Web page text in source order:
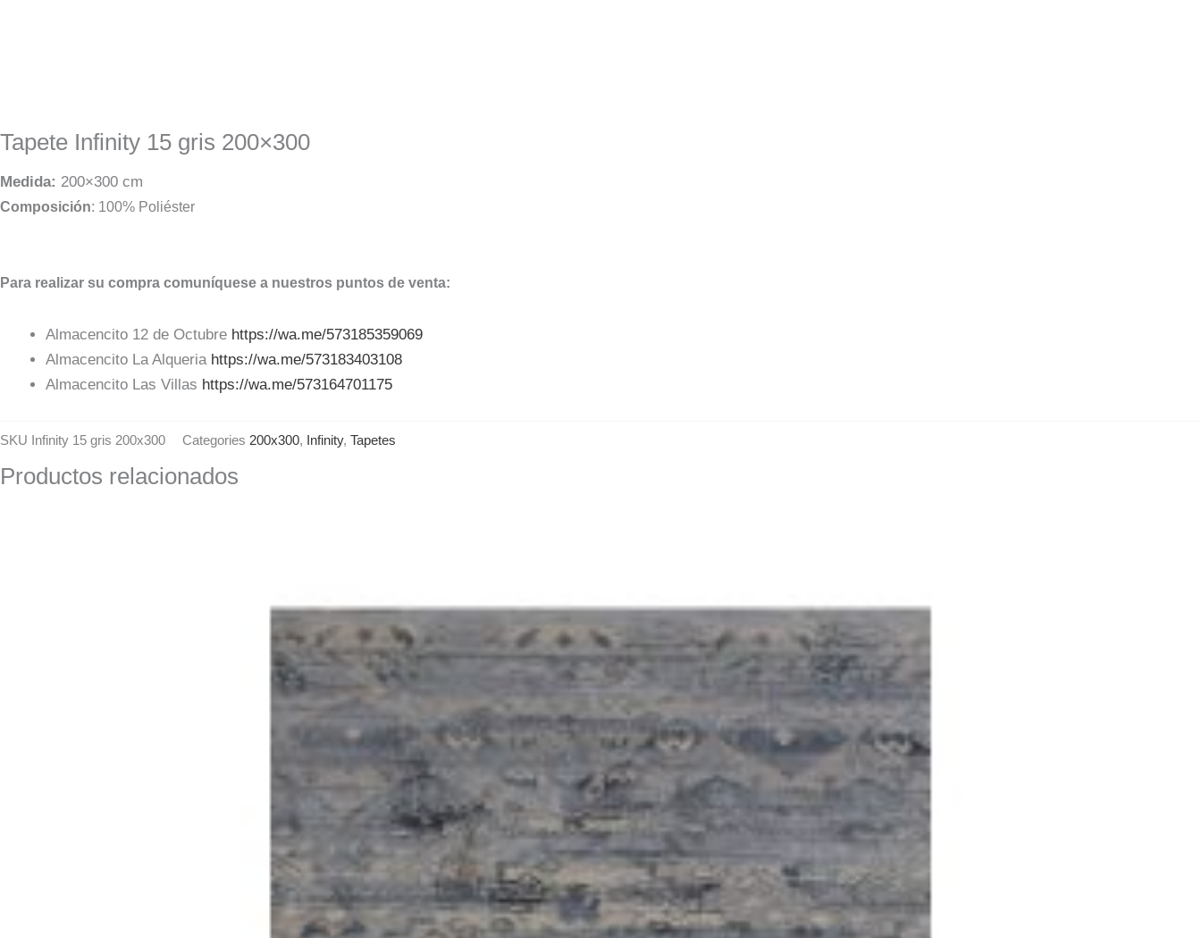
Tapete Infinity 15 gris 200×300
Medida: 200×300 cm
Composición: 100% Poliéster
Para realizar su compra comuníquese a nuestros puntos de venta:
Almacencito 12 de Octubre https://wa.me/573185359069
Almacencito La Alqueria https://wa.me/573183403108
Almacencito Las Villas https://wa.me/573164701175
SKU Infinity 15 gris 200x300 Categories 200x300, Infinity, Tapetes
Productos relacionados